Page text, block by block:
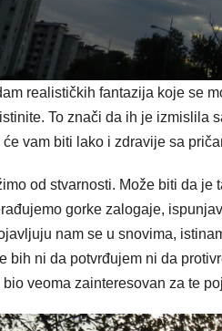
realističkih fantazija koje se
To znači da ih je izmislila
vam biti lako i zdravije sa
od stvarnosti. Može biti da je
gorke zalogaje,
nam se u snovima,
bih ni da potvrđujem ni da
veoma zainteresovan za te